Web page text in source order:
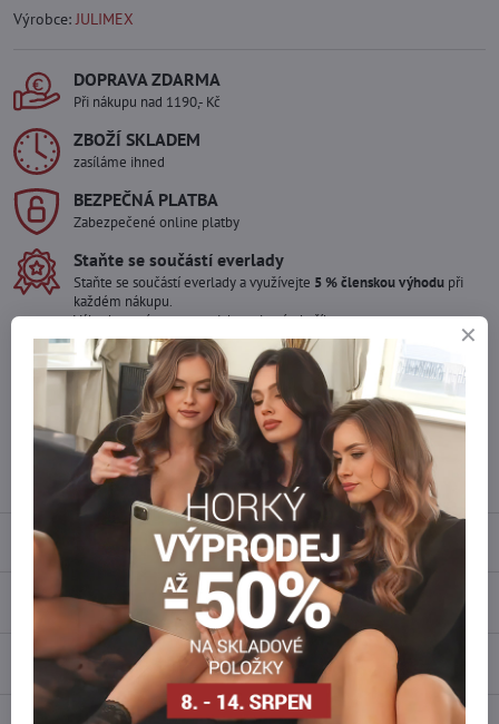
Výrobce:JULIMEX
DOPRAVA ZDARMA
Při nákupu nad 1190,- Kč
ZBOŽÍ SKLADEM
zasíláme ihned
BEZPEČNÁ PLATBA
Zabezpečené online platby
Staňte se součástí everlady
Staňte se součástí everlady a využívejte 5 % členskou výhodu při
každém nákupu.
Výhoda se vám automaticky uplatní v košíku.
Máte zájem o více kusů ?
Kontaktujte nás na mail, zboží pro Vás doskladníme!
info​@everlady​.eu
Popis
Recenze 0
Diskuse 0